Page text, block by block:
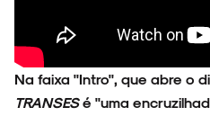
Na faixa "Intro", que abre o
TRANSESé "uma